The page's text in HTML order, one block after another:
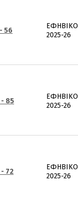
56
ΕΦΗΒΙΚΟ
2025-26
- 85
ΕΦΗΒΙΚΟ
2025-26
72
ΕΦΗΒΙΚΟ
2025-26